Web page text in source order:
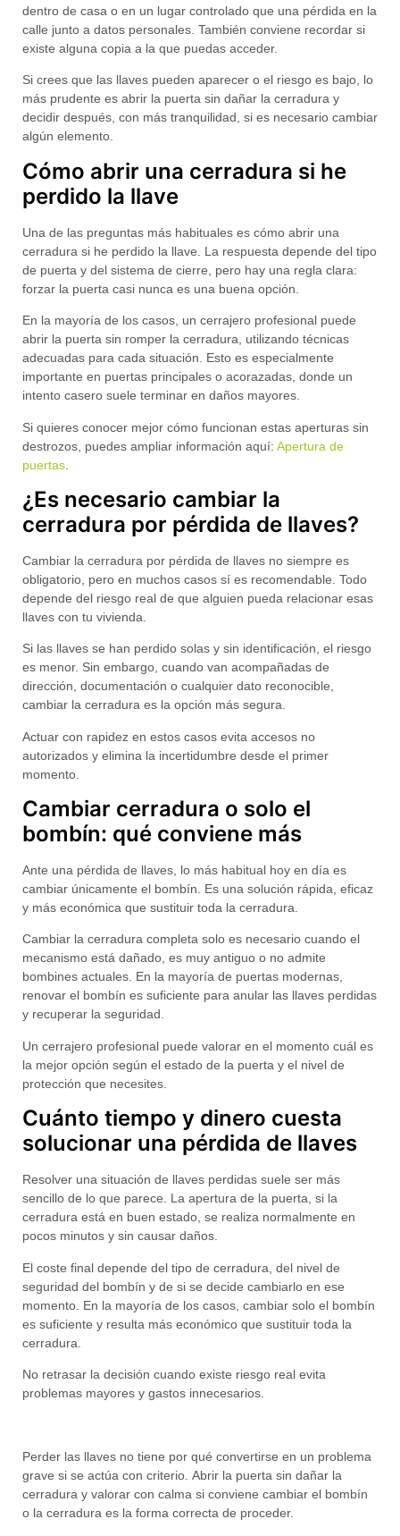
dentro de casa o en un lugar controlado que una pérdida en la
calle junto a datos personales. También conviene recordar si
existe alguna copia a la que puedas acceder.
Si crees que las llaves pueden aparecer o el riesgo es bajo, lo
más prudente es abrir la puerta sin dañar la cerradura y
decidir después, con más tranquilidad, si es necesario cambiar
algún elemento.
Cómo abrir una cerradura si he
perdido la llave
Una de las preguntas más habituales es cómo abrir una
cerradura si he perdido la llave . La respuesta depende del tipo
de puerta y del sistema de cierre, pero hay una regla clara:
forzar la puerta casi nunca es una buena opción
En la mayoría de los casos, un cerrajero profesional puede
abrir la puerta sin romper la cerradura, utilizando técnicas
adecuadas para cada situación. Esto es especialmente
importante en puertas principales o acorazadas, donde un
intento casero suele terminar en daños mayores.
Si quieres conocer mejor cómo funcionan estas aperturas sin
destrozos, puedes ampliar información aquí: Apertura de
puertas
¿Es necesario cambiar la
cerradura por pérdida de llaves?
Cambiar la cerradura por pérdida de llaves no siempre es
obligatorio, pero en muchos casos sí es recomendable. Todo
depende del riesgo real de que alguien pueda relacionar esas
llaves con tu vivienda.
Si las llaves se han perdido solas y sin identificación, el riesgo
es menor. Sin embargo, cuando van acompañadas de
dirección, documentación o cualquier dato reconocible,
cambiar la cerradura es la opción más segura.
Actuar con rapidez en estos casos evita accesos no
autorizados y elimina la incertidumbre desde el primer
momento.
Cambiar cerradura o solo el
bombín: qué conviene más
Ante una pérdida de llaves , lo más habitual hoy en día es
cambiar únicamente el bombín . Es una solución rápida, eficaz
y más económica que sustituir toda la cerradura.
Cambiar la cerradura completa solo es necesario cuando el
mecanismo está dañado, es muy antiguo o no admite
bombines actuales. En la mayoría de puertas modernas,
renovar el bombín es suficiente para anular las llaves perdidas
y recuperar la seguridad.
Un cerrajero profesional puede valorar en el momento cuál es
la mejor opción según el estado de la puerta y el nivel de
protección que necesites.
Cuánto tiempo y dinero cuesta
solucionar una pérdida de llaves
Resolver una situación de llaves perdidas suele ser más
sencillo de lo que parece. La apertura de la puerta, si la
cerradura está en buen estado, se realiza normalmente en
pocos minutos y sin causar daños.
El coste final depende del tipo de cerradura, del nivel de
seguridad del bombín y de si se decide cambiarlo en ese
momento. En la mayoría de los casos, cambiar solo el bombín
es suficiente y resulta más económico que sustituir toda la
cerradura.
No retrasar la decisión cuando existe riesgo real evita
problemas mayores y gastos innecesarios.
Perder las llaves no tiene por qué convertirse en un problema
grave si se actúa con criterio. Abrir la puerta sin dañar la
cerradura y valorar con calma si conviene cambiar el bombín
o la cerradura es la forma correcta de proceder.